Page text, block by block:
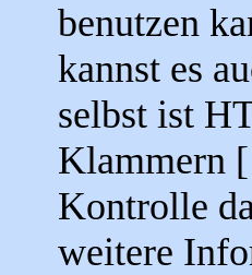
benutzen
kannst es
selbst ist
Klammern
Kontrolle
weitere